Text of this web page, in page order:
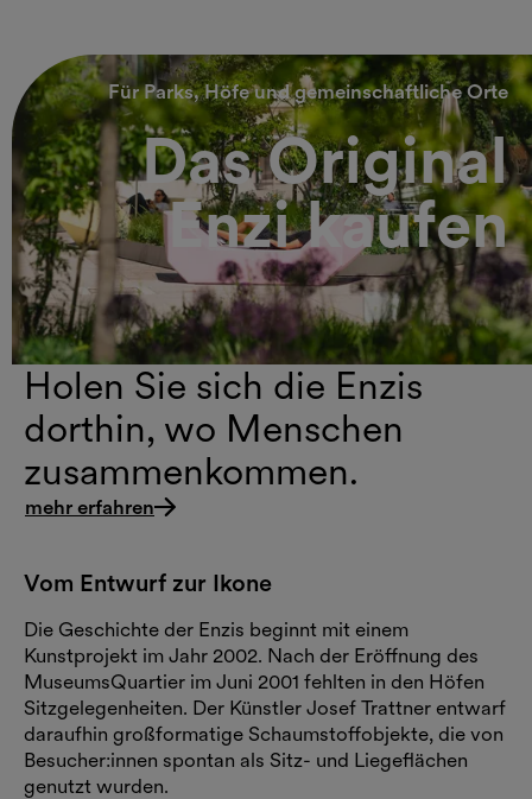
Für Parks, Höfe und gemeinschaftliche Orte
Das Original
Enzi kaufen
Holen Sie sich die Enzis
dorthin, wo Menschen
zusammenkommen.
mehr erfahren
Vom Entwurf zur Ikone
Die Geschichte der Enzis beginnt mit einem
Kunstprojekt im Jahr 2002. Nach der Eröffnung des
MuseumsQuartier im Juni 2001 fehlten in den Höfen
Sitzgelegenheiten. Der Künstler Josef Trattner entwarf
daraufhin großformatige Schaumstoffobjekte, die von
Besucher:innen spontan als Sitz- und Liegeflächen
genutzt wurden.